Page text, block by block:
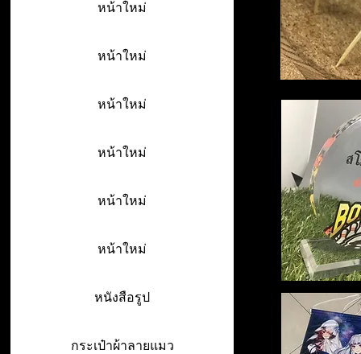
หน้าใหม่
หน้าใหม่
หน้าใหม่
หน้าใหม่
หน้าใหม่
หน้าใหม่
หนังสือรูป
กระเป๋าผ้าลายแมว